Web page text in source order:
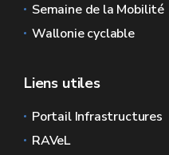
Semaine de la Mobilité
Wallonie cyclable
Liens utiles
Portail Infrastructures
RAVeL